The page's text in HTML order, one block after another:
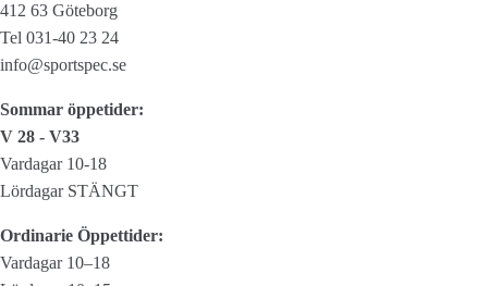
mängd
412 63 Göteborg
Tel 031-40 23 24
info@sportspec.se
Sommar öppetider:
V 28 - V33
Vardagar 10-18
Lördagar STÄNGT
Ordinarie Öppettider:
Vardagar 10–18